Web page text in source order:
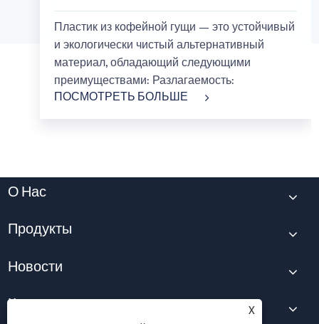
Пластик из кофейной гущи — это устойчивый
и экологически чистый альтернативный
материал, обладающий следующими
преимуществами: Разлагаемость:
ПОСМОТРЕТЬ БОЛЬШЕ
О Нас
Продукты
Новости
Контакты
X